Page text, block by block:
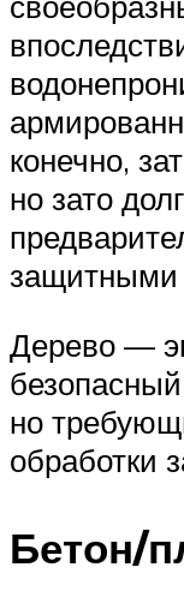
конечно,
но зато
защитными
Дерево —
но
обработки
Бетон/